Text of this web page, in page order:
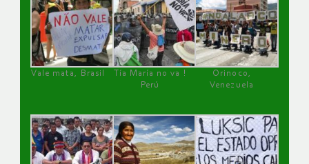
Vale mata, Brasil
Tía María no va !
Perú
Orinoco,
Venezuela